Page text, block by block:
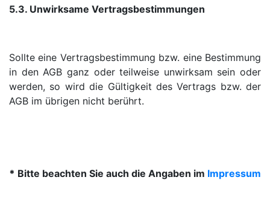
5.3. Unwirksame Vertragsbestimmungen
Sollte eine Vertragsbestimmung bzw. eine Bestimmung
in den AGB ganz oder teilweise unwirksam sein oder
werden, so wird die Gültigkeit des Vertrags bzw. der
AGB im übrigen nicht berührt.
* Bitte beachten Sie auch die Angaben im Impressum